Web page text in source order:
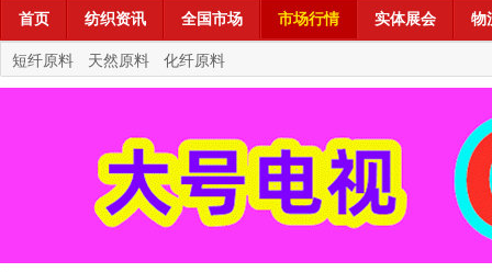
首页 纺织资讯 全国市场 市场行情 实体展会 物
短纤原料 天然原料 化纤原料